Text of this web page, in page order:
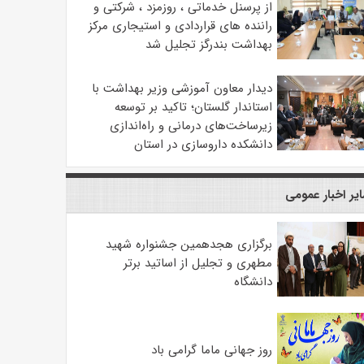
از پرسنل خدماتی ، روزمزد ، شرکتی و
راننده های قراردادی و استیجاری مرکز
بهداشت بندرگز تجلیل شد
دیدار معاون آموزشی وزیر بهداشت با
استاندار گلستان؛ تاکید بر توسعه
زیرساخت‌های درمانی و راه‌اندازی
دانشکده داروسازی در استان
اخبار عمومی
برگزاری هجدهمین جشنواره شهید
مطهری و تجلیل از اساتید برتر
دانشگاه
روز جهانی ماما گرامی باد